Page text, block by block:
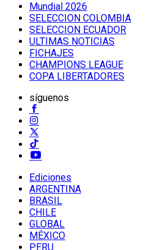
Mundial 2026
SELECCION COLOMBIA
SELECCION ECUADOR
ULTIMAS NOTICIAS
FICHAJES
CHAMPIONS LEAGUE
COPA LIBERTADORES
síguenos
Ediciones
ARGENTINA
BRASIL
CHILE
GLOBAL
MÉXICO
PERU